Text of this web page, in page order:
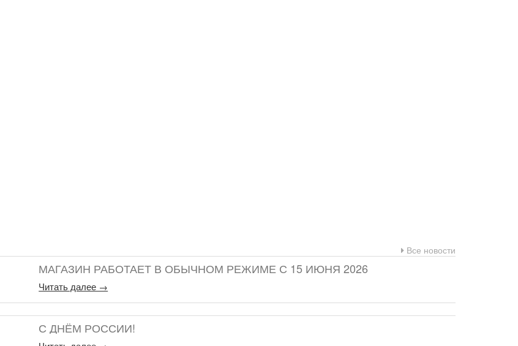
Все новости
МАГАЗИН РАБОТАЕТ В ОБЫЧНОМ РЕЖИМЕ С 15 ИЮНЯ 2026
Читать далее →
С ДНЁМ РОССИИ!